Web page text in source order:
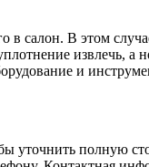
в салон. В этом
извлечь, а
и
уточнить полную